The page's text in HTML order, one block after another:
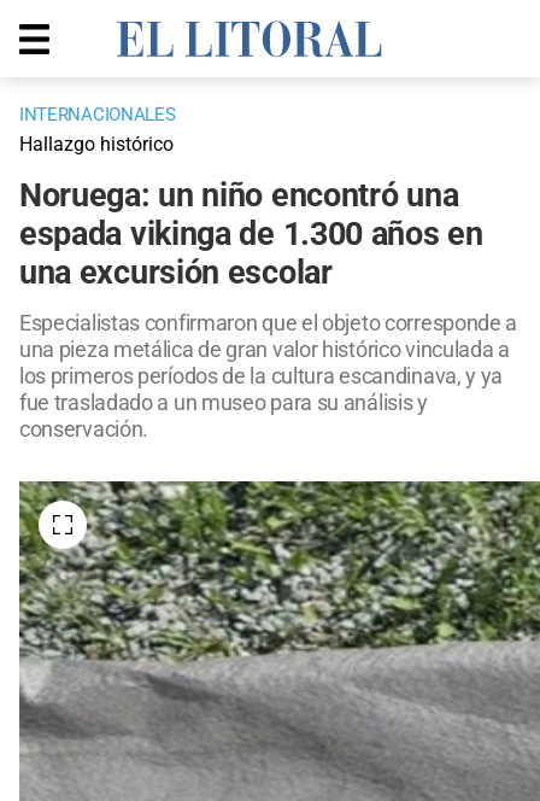
INTERNACIONALES
Hallazgo histórico
Noruega: un niño encontró una
espada vikinga de 1.300 años en
una excursión escolar
Especialistas confirmaron que el objeto corresponde a
una pieza metálica de gran valor histórico vinculada a
los primeros períodos de la cultura escandinava, y ya
fue trasladado a un museo para su análisis y
conservación.